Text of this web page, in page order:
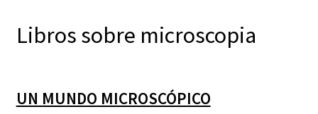
Libros sobre microscopia
UN MUNDO MICROSCÓPICO